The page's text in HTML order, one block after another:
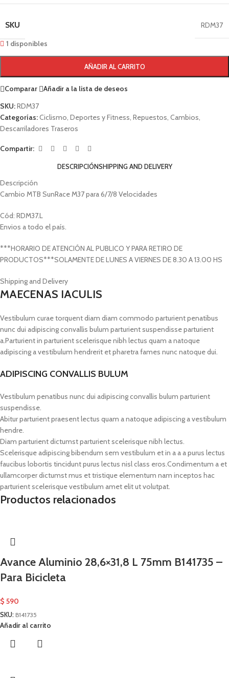
SKU
RDM37
1 disponibles
AÑADIR AL CARRITO
Comparar
Añadir a la lista de deseos
SKU:RDM37
Categorías:Ciclismo Deportes y Fitness Repuestos Cambios
Descarriladores Traseros
Compartir:
DESCRIPCIÓNSHIPPING AND DELIVERY
Descripción
Cambio MTB SunRace M37 para 6/7/8 Velocidades
Cód: RDM37.L
Envios a todo el país.
***HORARIO DE ATENCIÓN AL PUBLICO Y PARA RETIRO DE
PRODUCTOS***SOLAMENTE DE LUNES A VIERNES DE 8.30 A 13.00 HS
Shipping and Delivery
MAECENAS IACULIS
Vestibulum curae torquent diam diam commodo parturient penatibus
nunc dui adipiscing convallis bulum parturient suspendisse parturient
a.Parturient in parturient scelerisque nibh lectus quam a natoque
adipiscing a vestibulum hendrerit et pharetra fames nunc natoque dui.
ADIPISCING CONVALLIS BULUM
Vestibulum penatibus nunc dui adipiscing convallis bulum parturient
suspendisse.
Abitur parturient praesent lectus quam a natoque adipiscing a vestibulum
hendre.
Diam parturient dictumst parturient scelerisque nibh lectus.
Scelerisque adipiscing bibendum sem vestibulum et in a a a purus lectus
faucibus lobortis tincidunt purus lectus nisl class eros.Condimentum a et
ullamcorper dictumst mus et tristique elementum nam inceptos hac
parturient scelerisque vestibulum amet elit ut volutpat.
Productos relacionados
Avance Aluminio 28,6×31,8 L 75mm B141735 –
Para Bicicleta
$ 590
SKU: B141735
Añadir al carrito